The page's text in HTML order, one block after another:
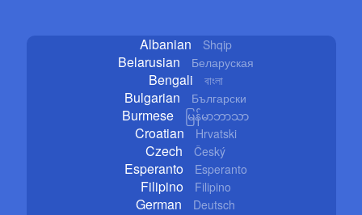
Albanian Shqip
Belarusian Беларуская
Bengali বাংলা
Bulgarian Български
Burmese မြန်မာဘာသာ
Croatian Hrvatski
Czech Český
Esperanto Esperanto
Filipino Filipino
German Deutsch